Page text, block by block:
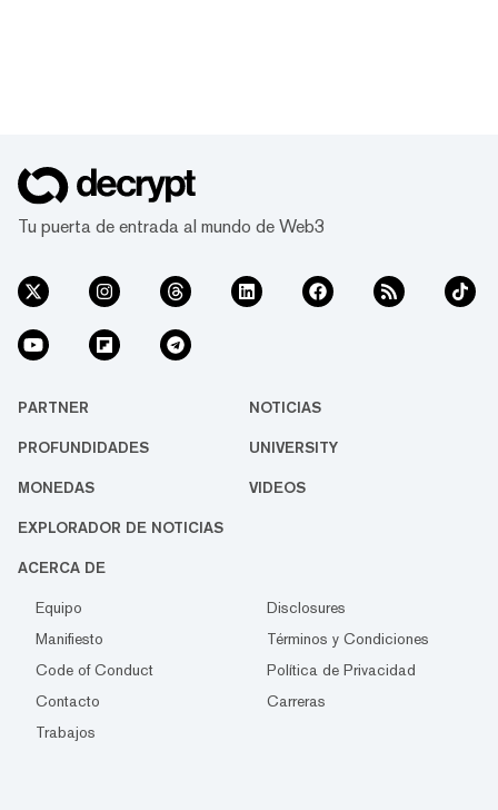
Tu puerta de entrada al mundo de Web3
PARTNER NOTICIAS
PROFUNDIDADES UNIVERSITY
MONEDAS VIDEOS
EXPLORADOR DE NOTICIAS
ACERCA DE
Equipo
Disclosures
Manifiesto
Términos y Condiciones
Code of Conduct
Política de Privacidad
Contacto
Carreras
Trabajos